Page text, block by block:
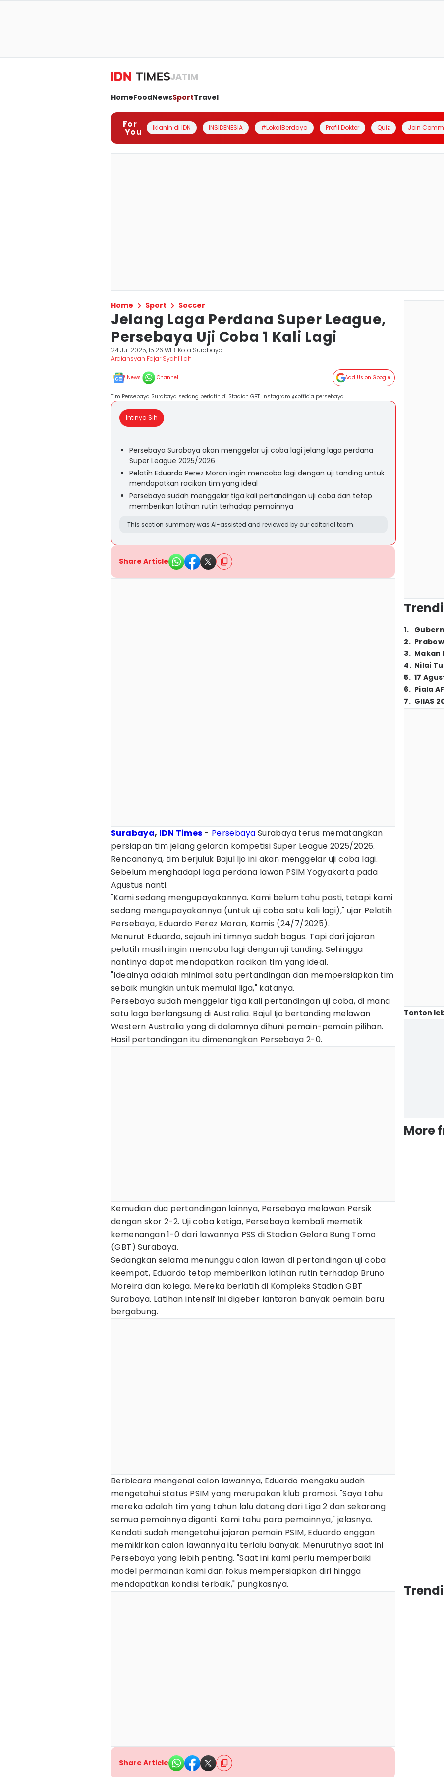
JATIM
HomeFoodNewsSportTravel
For
You Iklanin di IDN INSIDENESIA #LokalBerdaya Profil Dokter Quiz Join
Home Sport Soccer
Jelang Laga Perdana Super League,
Persebaya Uji Coba 1 Kali Lagi
24 Jul 2025, 15:26 WIB Kota Surabaya
Ardiansyah Fajar Syahlillah
News Channel Add Us on Google
Tim Persebaya Surabaya sedang berlatih di Stadion GBT. Instagram @officialpersebaya.
Intinya Sih
Persebaya Surabaya akan menggelar uji coba lagi jelang laga perdana
Super League 2025/2026
Pelatih Eduardo Perez Moran ingin mencoba lagi dengan uji tanding untuk
mendapatkan racikan tim yang ideal
Persebaya sudah menggelar tiga kali pertandingan uji coba dan tetap
memberikan latihan rutin terhadap pemainnya
This section summary was AI-assisted and reviewed by our editorial team.
Share Article
Surabaya, IDN Times - Persebaya Surabaya terus mematangkan
persiapan tim jelang gelaran kompetisi Super League 2025/2026.
Rencananya, tim berjuluk Bajul Ijo ini akan menggelar uji coba lagi.
Sebelum menghadapi laga perdana lawan PSIM Yogyakarta pada
Agustus nanti.
"Kami sedang mengupayakannya. Kami belum tahu pasti, tetapi kami
sedang mengupayakannya (untuk uji coba satu kali lagi)," ujar Pelatih
Persebaya, Eduardo Perez Moran, Kamis (24/7/2025).
Menurut Eduardo, sejauh ini timnya sudah bagus. Tapi dari jajaran
pelatih masih ingin mencoba lagi dengan uji tanding. Sehingga
nantinya dapat mendapatkan racikan tim yang ideal.
"Idealnya adalah minimal satu pertandingan dan mempersiapkan tim
sebaik mungkin untuk memulai liga," katanya.
Persebaya sudah menggelar tiga kali pertandingan uji coba, di mana
satu laga berlangsung di Australia. Bajul Ijo bertanding melawan
Western Australia yang di dalamnya dihuni pemain-pemain pilihan.
Hasil pertandingan itu dimenangkan Persebaya 2-0.
Kemudian dua pertandingan lainnya, Persebaya melawan Persik
dengan skor 2-2. Uji coba ketiga, Persebaya kembali memetik
kemenangan 1-0 dari lawannya PSS di Stadion Gelora Bung Tomo
(GBT) Surabaya.
Sedangkan selama menunggu calon lawan di pertandingan uji coba
keempat, Eduardo tetap memberikan latihan rutin terhadap Bruno
Moreira dan kolega. Mereka berlatih di Kompleks Stadion GBT
Surabaya. Latihan intensif ini digeber lantaran banyak pemain baru
bergabung.
Berbicara mengenai calon lawannya, Eduardo mengaku sudah
mengetahui status PSIM yang merupakan klub promosi. "Saya tahu
mereka adalah tim yang tahun lalu datang dari Liga 2 dan sekarang
semua pemainnya diganti. Kami tahu para pemainnya," jelasnya.
Kendati sudah mengetahui jajaran pemain PSIM, Eduardo enggan
memikirkan calon lawannya itu terlalu banyak. Menurutnya saat ini
Persebaya yang lebih penting. "Saat ini kami perlu memperbaiki
model permainan kami dan fokus mempersiapkan diri hingga
mendapatkan kondisi terbaik," pungkasnya.
Share Article
1.
2.
3. Makan
4. Nilai
5. 17
6. Piala
7. GIIAS
Tonton
More